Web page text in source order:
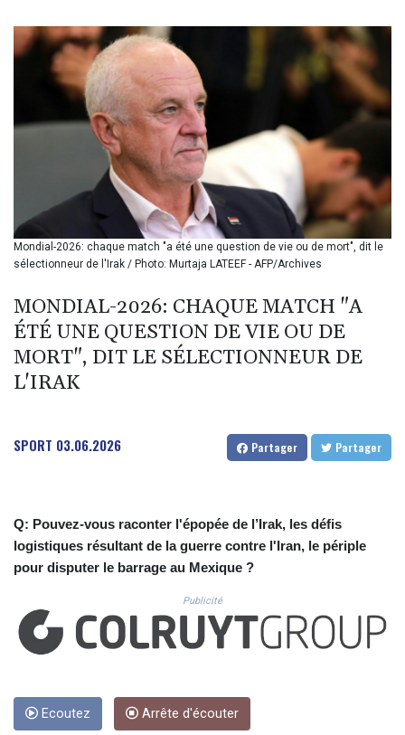
BMD 1.152209
BOB 13.962133
BRL 5.888365
BSD 1.154364
BTN 109.858653
BWP 15.612571
BYN 3.417782
BYR 22583.287906
BZD 2.321631
CAD 1.616319
CDF 2603.991686
CHF 0.936072
CLP 1055.284416
CNY 7.776313
CNH 7.773295
COP 3641.393866
CVE 110.287357
DOP 67.265387
DZD 153.102878
EGP 57.247371
ETB 186.320421
FJD 2.552604
FKP 0.856369
GGP 0.856369
GHS 13.568751
Mondial-2026: chaque match "a été une question de vie ou de mort", dit le
sélectionneur de l'Irak / Photo: Murtaja LATEEF - AFP/Archives
MONDIAL-2026: CHAQUE MATCH "A
ÉTÉ UNE QUESTION DE VIE OU DE
MORT", DIT LE SÉLECTIONNEUR DE
L'IRAK
SPORT 03.06.2026 Partager Partager
Q: Pouvez-vous raconter l'épopée de l’Irak, les défis
logistiques résultant de la guerre contre l'Iran, le périple
pour disputer le barrage au Mexique ?
Publicité
Ecoutez Arrête d'écouter